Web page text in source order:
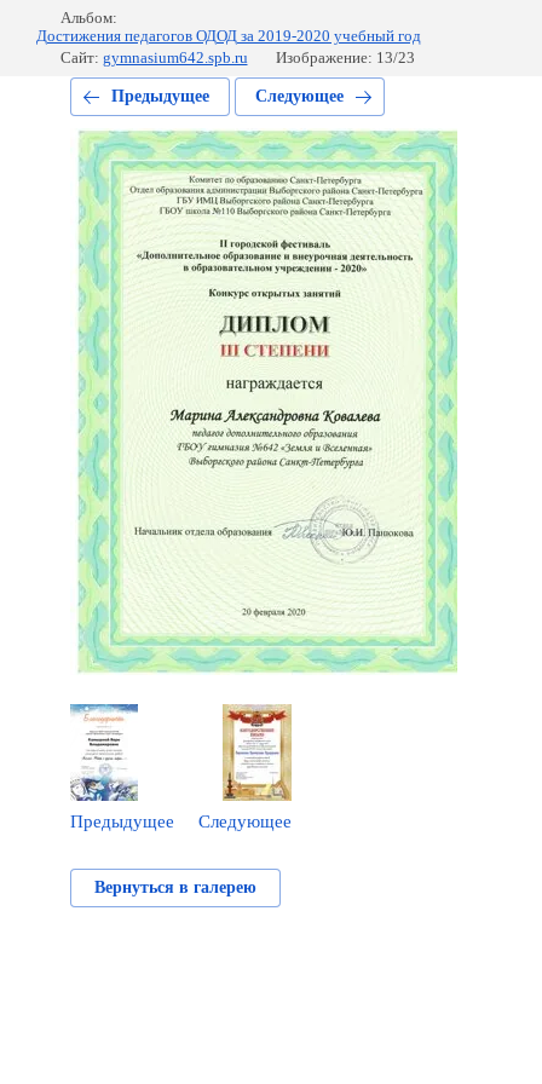
Альбом:
Достижения педагогов ОДОД за 2019-2020 учебный год
Сайт: gymnasium642.spb.ru Изображение: 13/23
Предыдущее Следующее
Предыдущее Следующее
Вернуться в галерею